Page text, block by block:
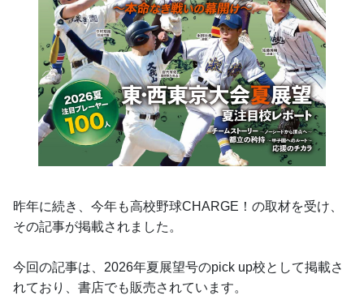
昨年に続き、今年も高校野球CHARGE！の取材を受け、
その記事が掲載されました。
今回の記事は、2026年夏展望号のpick up校として掲載さ
れており、書店でも販売されています。